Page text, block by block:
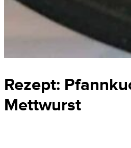
Rezept:
Mettwurst